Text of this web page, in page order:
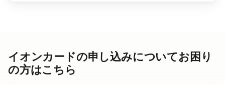
イオンカードの申し込みについてお困り
の方はこちら